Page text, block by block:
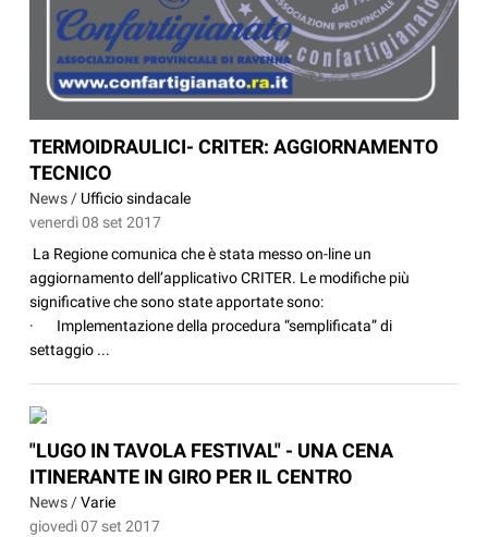
TERMOIDRAULICI- CRITER: AGGIORNAMENTO
TECNICO
News / Ufficio sindacale
venerdì 08 set 2017
La Regione comunica che è stata messo on-line un
aggiornamento dell’applicativo CRITER. Le modifiche più
significative che sono state apportate sono:
· Implementazione della procedura “semplificata” di
settaggio ...
"LUGO IN TAVOLA FESTIVAL" - UNA CENA
ITINERANTE IN GIRO PER IL CENTRO
News /Varie
giovedì 07 set 2017